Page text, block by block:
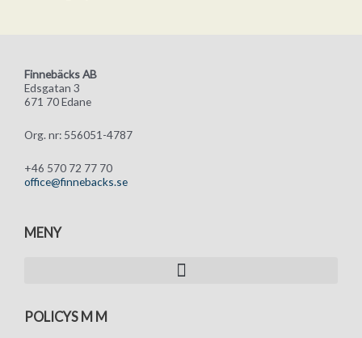
Finnebäcks AB
Edsgatan 3
671 70 Edane
Org. nr: 556051-4787
+46 570 72 77 70
office@finnebacks.se
MENY
POLICYS M M